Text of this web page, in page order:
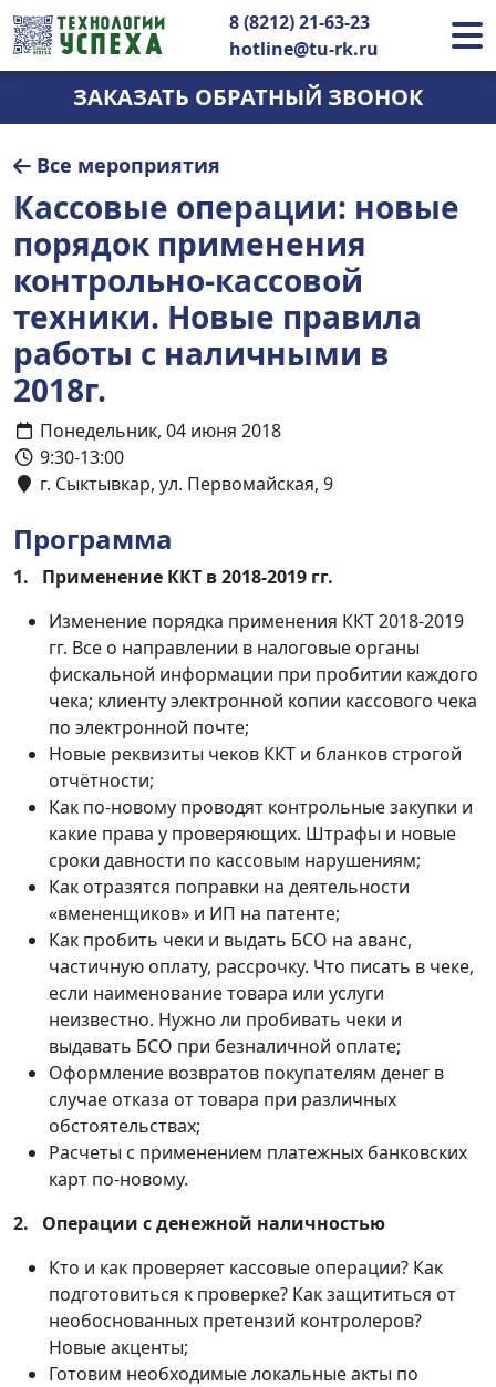
8 (8212) 21-63-23
hotline@tu-rk.ru
ЗАКАЗАТЬ ОБРАТНЫЙ ЗВОНОК
Кассовые операции: новые
порядок применения
контрольно-кассовой
техники. Новые правила
работы с наличными в
2018г.
Все мероприятия
Понедельник, 04 июня 2018
9:30-13:00
г. Сыктывкар, ул. Первомайская, 9
Программа
1. Применение ККТ в 2018-2019 гг.
Изменение порядка применения ККТ 2018-2019
гг. Все о направлении в налоговые органы
фискальной информации при пробитии каждого
чека; клиенту электронной копии кассового чека
по электронной почте;
Новые реквизиты чеков ККТ и бланков строгой
отчётности;
Как по-новому проводят контрольные закупки и
какие права у проверяющих. Штрафы и новые
сроки давности по кассовым нарушениям;
Как отразятся поправки на деятельности
«вмененщиков» и ИП на патенте;
Как пробить чеки и выдать БСО на аванс,
частичную оплату, рассрочку. Что писать в чеке,
если наименование товара или услуги
неизвестно. Нужно ли пробивать чеки и
выдавать БСО при безналичной оплате;
Оформление возвратов покупателям денег в
случае отказа от товара при различных
обстоятельствах;
Расчеты с применением платежных банковских
карт по-новому.
2. Операции с денежной наличностью
Кто и как проверяет кассовые операции? Как
подготовиться к проверке? Как защититься от
необоснованных претензий контролеров?
Новые акценты;
Готовим необходимые локальные акты по